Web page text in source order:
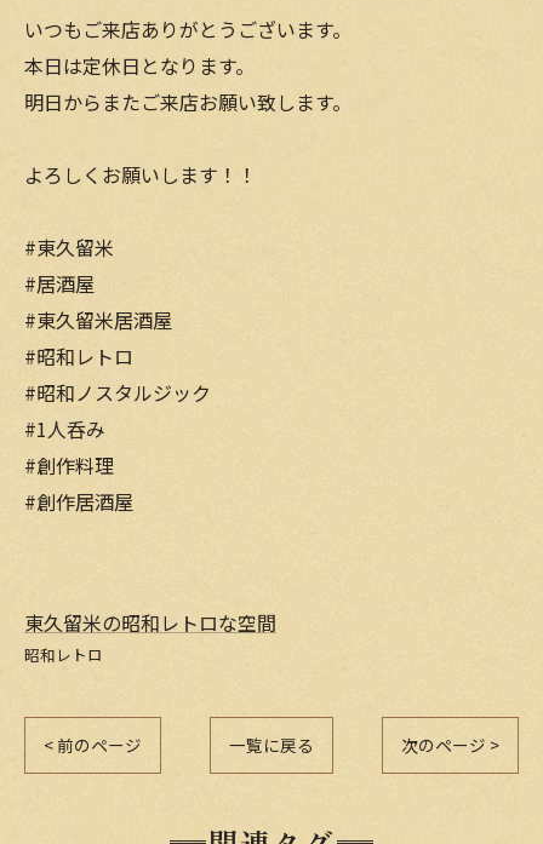
いつもご来店ありがとうございます。
本日は定休日となります。
明日からまたご来店お願い致します。
よろしくお願いします！！
#東久留米
#居酒屋
#東久留米居酒屋
#昭和レトロ
#昭和ノスタルジック
#1人呑み
#創作料理
#創作居酒屋
東久留米の昭和レトロな空間
昭和レトロ
< 前のページ 一覧に戻る 次のページ >